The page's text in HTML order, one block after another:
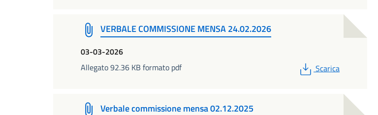
VERBALE COMMISSIONE MENSA 24.02.2026
03-03-2026
Allegato 92.36 KB formato pdf
PDF
Scarica
Verbale commissione mensa 02.12.2025